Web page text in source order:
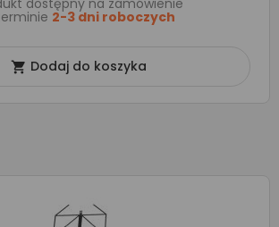
dostępny na zamówienie
2-3 dni roboczych
 Dodaj do koszyka